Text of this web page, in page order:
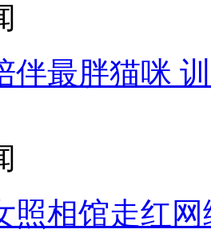
伴最胖猫咪
照相馆走红网